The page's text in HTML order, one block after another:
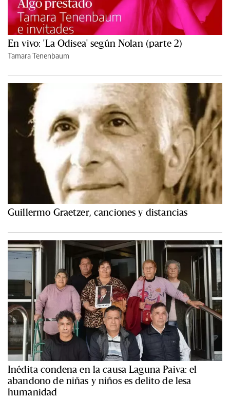
En vivo: 'La Odisea' según Nolan (parte 2)
Tamara Tenenbaum
Guillermo Graetzer, canciones y distancias
Inédita condena en la causa Laguna Paiva: el
abandono de niñas y niños es delito de lesa
humanidad